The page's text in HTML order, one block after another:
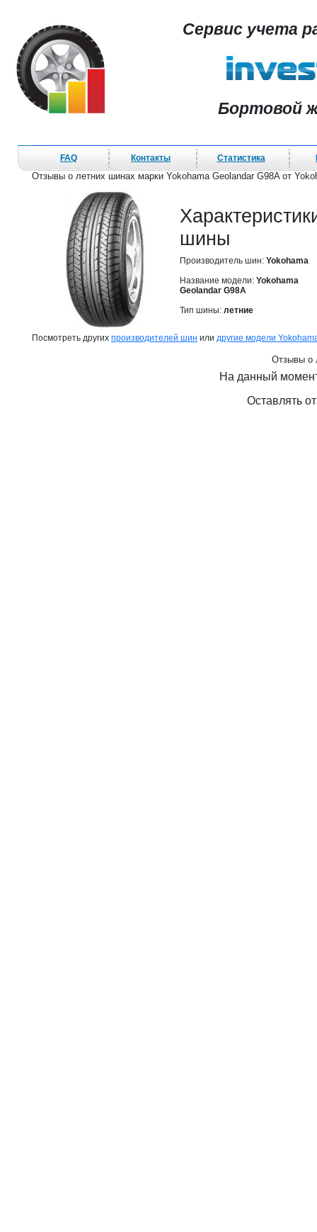
Сервис учета
Бортовой
FAQ Контакты Статистика
Отзывы о летних шинах марки Yokohama Geolandar G98A от
шины
Производитель шин: Yokohama
Название модели: Yokohama
Geolandar G98A
Тип шины: летние
Посмотреть других производителей шин или другие модели
Отзывы о
На данный
Оставлять